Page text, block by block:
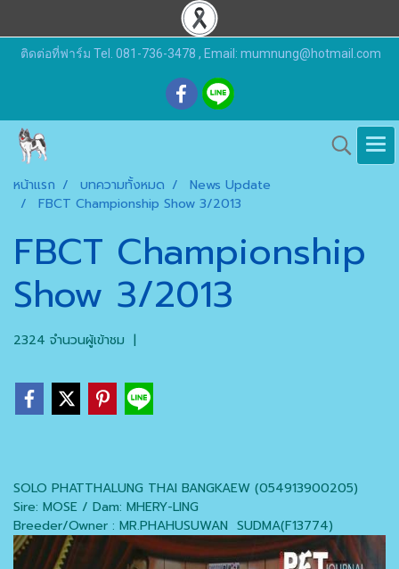
ติดต่อที่ฟาร์ม Tel. 081-736-3478 , Email: mumnung@hotmail.com
หน้าแรก บทความทั้งหมด
News Update
FBCT Championship Show 3/2013
FBCT Championship
Show 3/2013
2324 จำนวนผู้เข้าชม |
SOLO PHATTHALUNG THAI BANGKAEW (054913900205)
Sire: MOSE / Dam: MHERY-LING
Breeder/Owner : MR.PHAHUSUWAN SUDMA(F13774)